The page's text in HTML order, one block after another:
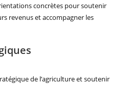
concrètes pour soutenir
revenus et accompagner les
de l’agriculture et soutenir